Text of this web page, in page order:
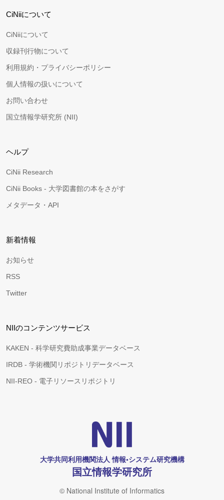
CiNiiについて
CiNiiについて
収録刊行物について
利用規約・プライバシーポリシー
個人情報の扱いについて
お問い合わせ
国立情報学研究所 (NII)
ヘルプ
CiNii Research
CiNii Books - 大学図書館の本をさがす
メタデータ・API
新着情報
お知らせ
RSS
Twitter
NIIのコンテンツサービス
KAKEN - 科学研究費助成事業データベース
IRDB - 学術機関リポジトリデータベース
NII-REO - 電子リソースリポジトリ
大学共同利用機関法人 情報•システム研究機構
国立情報学研究所
© National Institute of Informatics